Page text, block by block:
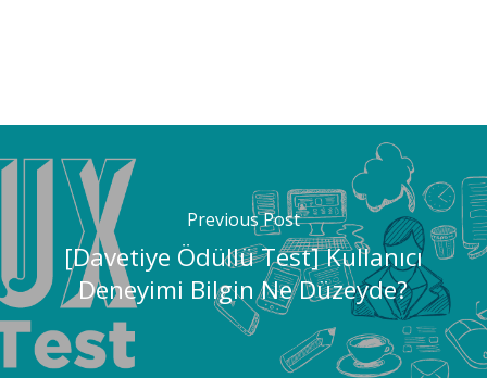
Previous Post
[Davetiye Ödüllü Test] Kullanıcı
Deneyimi Bilgin Ne Düzeyde?